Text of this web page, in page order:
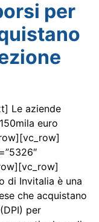
per
Le aziende
euro
di Invitalia è una
che acquistano
per